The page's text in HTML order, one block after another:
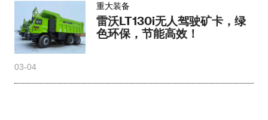
重大装备
雷沃LT130i无人驾驶矿卡，绿
色环保，节能高效！
03-04